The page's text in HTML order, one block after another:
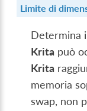
Limite di
Determina
Krita può
Krita
memoria
swap, non